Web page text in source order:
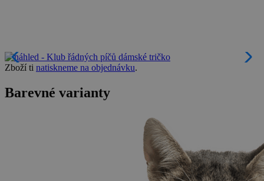
Zboží ti natiskneme na objednávku.
Barevné varianty